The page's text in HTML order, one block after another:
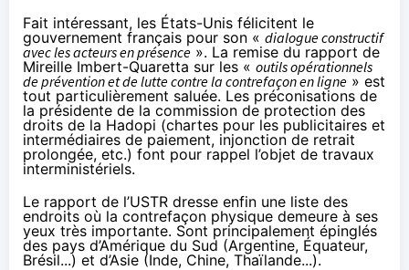
Fait intéressant, les États-Unis félicitent le
gouvernement français pour son « dialogue constructif
avec les acteurs en présence ». La remise du rapport de
Mireille Imbert-Quaretta sur les « outils opérationnels
de prévention et de lutte contre la contrefaçon en ligne » est
tout particulièrement saluée. Les préconisations de
la présidente de la commission de protection des
droits de la Hadopi (chartes pour les publicitaires et
intermédiaires de paiement, injonction de retrait
prolongée, etc.) font pour rappel l’objet de travaux
interministériels.
Le rapport de l’USTR dresse enfin une liste des
endroits où la contrefaçon physique demeure à ses
yeux très importante. Sont principalement épinglés
des pays d’Amérique du Sud (Argentine, Équateur,
Brésil...) et d’Asie (Inde, Chine, Thaïlande...).